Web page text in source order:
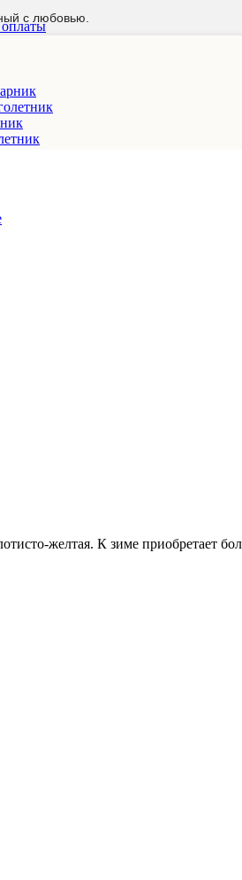
с любовью.
желтая. К зиме приобретает